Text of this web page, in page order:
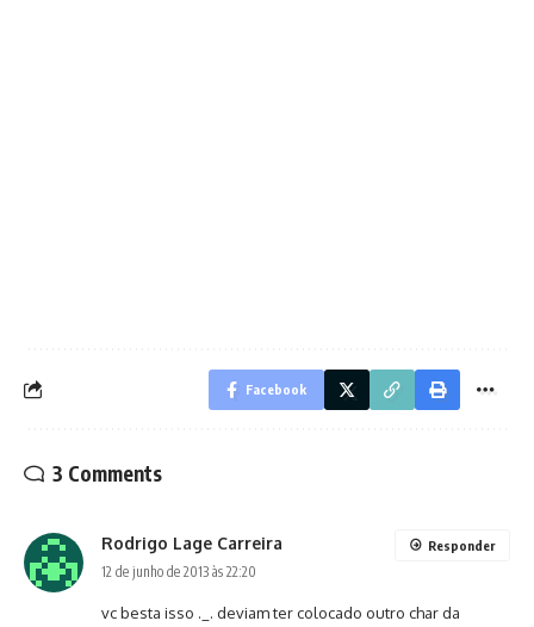
Facebook
3 Comments
Rodrigo Lage Carreira
12 de junho de 2013 às 22:20
vc besta isso ._. deviam ter colocado outro char da
Responder